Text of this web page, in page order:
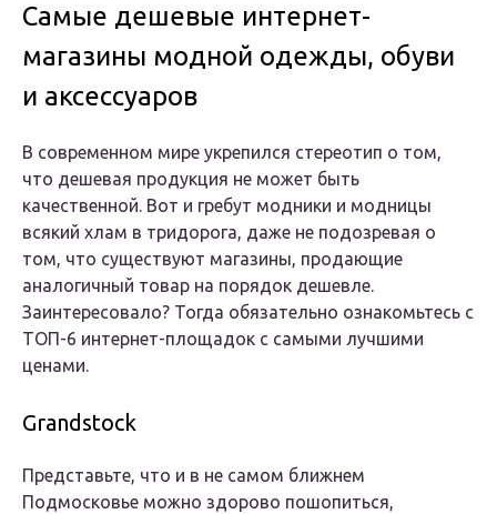
Самые дешевые интернет-
магазины модной одежды, обуви
и аксессуаров
В современном мире укрепился стереотип о том,
что дешевая продукция не может быть
качественной. Вот и гребут модники и модницы
всякий хлам в тридорога, даже не подозревая о
том, что существуют магазины, продающие
аналогичный товар на порядок дешевле.
Заинтересовало? Тогда обязательно ознакомьтесь с
ТОП-6 интернет-площадок с самыми лучшими
ценами.
Grandstock
Представьте, что и в не самом ближнем
Подмосковье можно здорово пошопиться,